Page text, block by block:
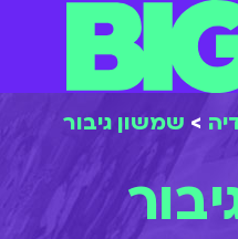
> שמשון גיבור